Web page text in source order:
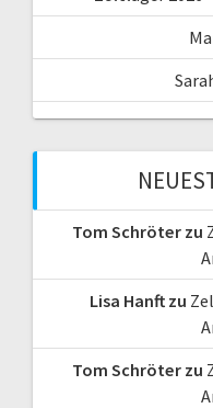
Tom Schröter zu
Lisa Hanftzu
Tom Schröter zu